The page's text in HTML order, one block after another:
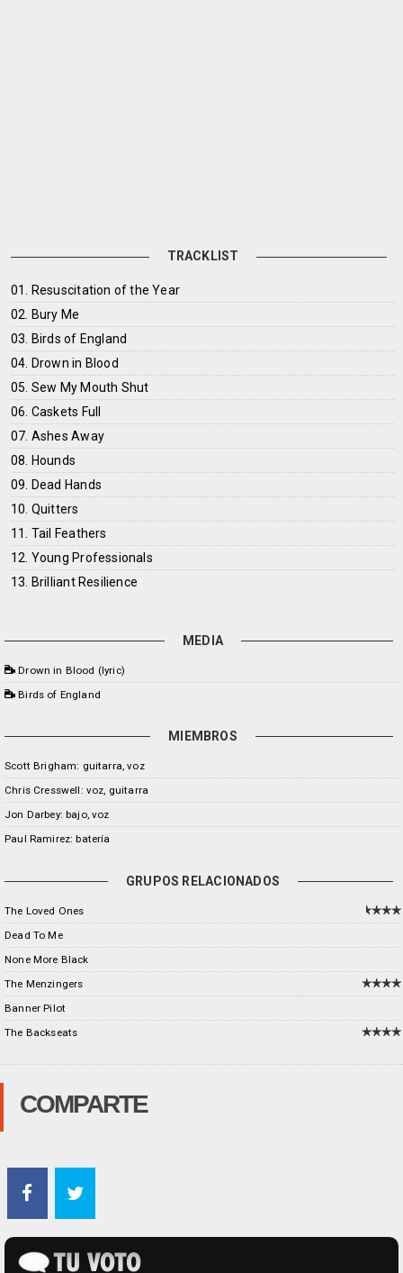
TRACKLIST
01. Resuscitation of the Year
02. Bury Me
03. Birds of England
04. Drown in Blood
05. Sew My Mouth Shut
06. Caskets Full
07. Ashes Away
08. Hounds
09. Dead Hands
10. Quitters
11. Tail Feathers
12. Young Professionals
13. Brilliant Resilience
MEDIA
Drown in Blood (lyric)
Birds of England
MIEMBROS
Scott Brigham: guitarra, voz
Chris Cresswell: voz, guitarra
Jon Darbey: bajo, voz
Paul Ramirez: batería
GRUPOS RELACIONADOS
The Loved Ones
Dead To Me
None More Black
The Menzingers
Banner Pilot
The Backseats
COMPARTE